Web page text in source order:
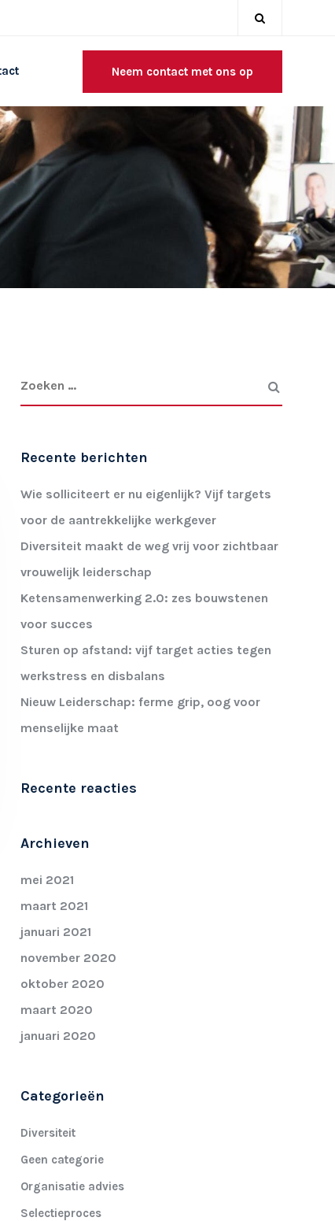
Neem contact met ons op
Recente berichten
Wie solliciteert er nu eigenlijk? Vijf targets
voor de aantrekkelijke werkgever
Diversiteit maakt de weg vrij voor zichtbaar
vrouwelijk leiderschap
Ketensamenwerking 2.0: zes bouwstenen
voor succes
Sturen op afstand: vijf target acties tegen
werkstress en disbalans
Nieuw Leiderschap: ferme grip, oog voor
menselijke maat
Recente reacties
Archieven
mei 2021
maart 2021
januari 2021
november 2020
oktober 2020
maart 2020
januari 2020
Categorieën
Diversiteit
Geen categorie
Organisatie advies
Selectieproces